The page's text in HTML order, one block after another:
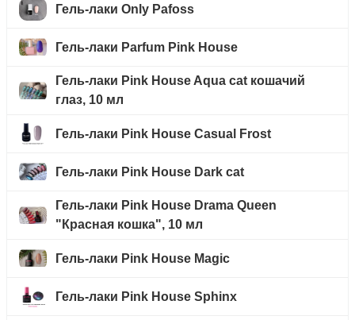
Гель-лаки Only Pafoss
Гель-лаки Parfum Pink House
Гель-лаки Pink House Aqua cat кошачий
глаз, 10 мл
Гель-лаки Pink House Casual Frost
Гель-лаки Pink House Dark cat
Гель-лаки Pink House Drama Queen
"Красная кошка", 10 мл
Гель-лаки Pink House Magic
Гель-лаки Pink House Sphinx